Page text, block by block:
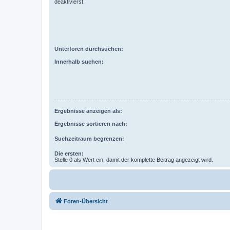
deaktivierst.
Unterforen durchsuchen:
Innerhalb suchen:
Ergebnisse anzeigen als:
Ergebnisse sortieren nach:
Suchzeitraum begrenzen:
Die ersten:
Stelle 0 als Wert ein, damit der komplette Beitrag angezeigt wird.
Foren-Übersicht